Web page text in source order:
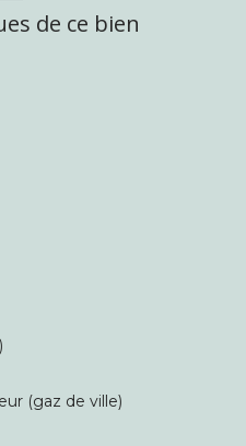
de ce bien
(gaz de ville)